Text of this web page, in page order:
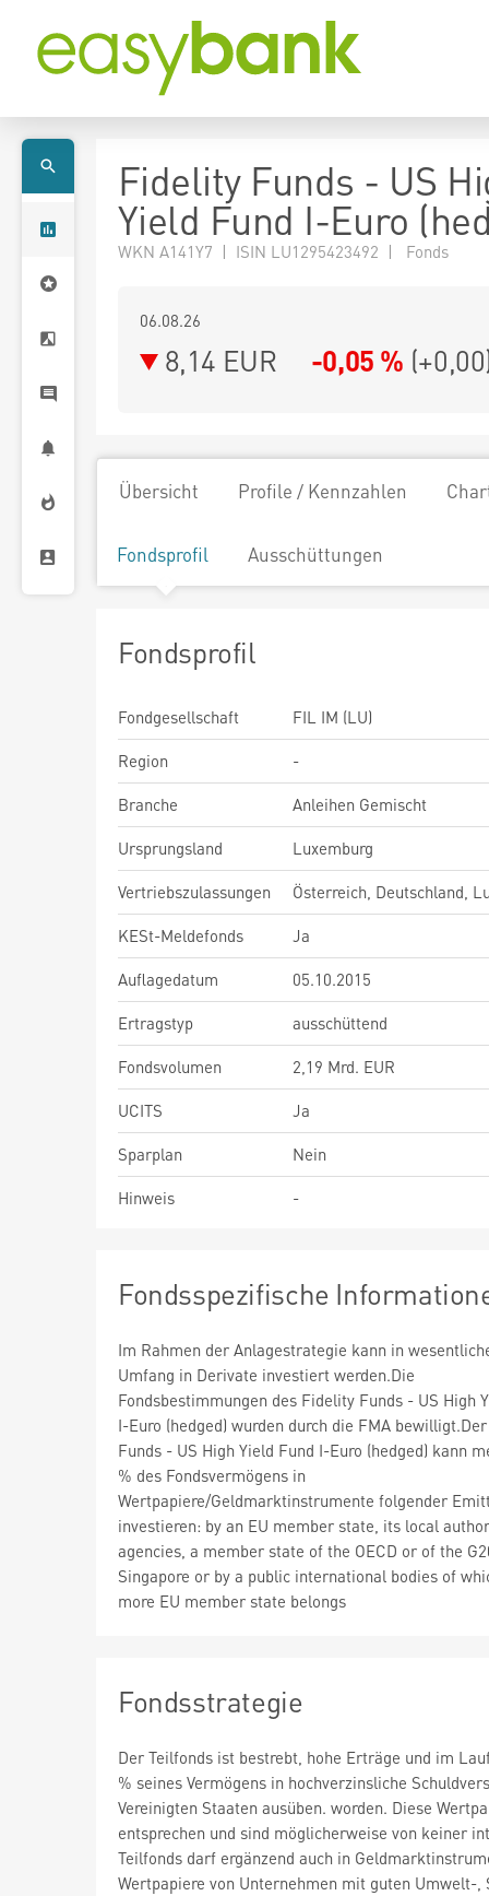
Fidelity Funds - US
Yield Fund I-Euro
WKN A141Y7 | ISIN LU1295423492 | Fonds
06.08.26
8,14 EUR -0,05 % (+0,00
Übersicht Profile / Kennzahlen
Fondsprofil Ausschüttungen
Fondsprofil
Fondgesellschaft
FIL IM (LU)
Region
-
Branche
Anleihen Gemischt
Ursprungsland
Luxemburg
Vertriebszulassungen
Österreich, Deutschland,
KESt-Meldefonds
Ja
Auflagedatum
05.10.2015
Ertragstyp
ausschüttend
Fondsvolumen
2,19 Mrd. EUR
UCITS
Ja
Sparplan
Nein
Hinweis
-
Fondsspezifische
Im Rahmen der Anlagestrategie kann in
Umfang in Derivate investiert werden.Die
Fondsbestimmungen des Fidelity Funds - US High
I-Euro (hedged) wurden durch die FMA
Funds - US High Yield Fund I-Euro (hedged) kann
% des Fondsvermögens in
Wertpapiere/Geldmarktinstrumente folgender
investieren: by an EU member state, its local
agencies, a member state of the OECD or of the
Singapore or by a public international bodies of
more EU member state belongs
Fondsstrategie
Der Teilfonds ist bestrebt, hohe Erträge und im
% seines Vermögens in hochverzinsliche
Vereinigten Staaten ausüben. worden. Diese
entsprechen und sind möglicherweise von keiner
Teilfonds darf ergänzend auch in
Wertpapiere von Unternehmen mit guten Umwelt-,